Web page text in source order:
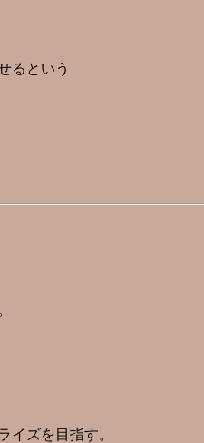
るという
ズを目指す。